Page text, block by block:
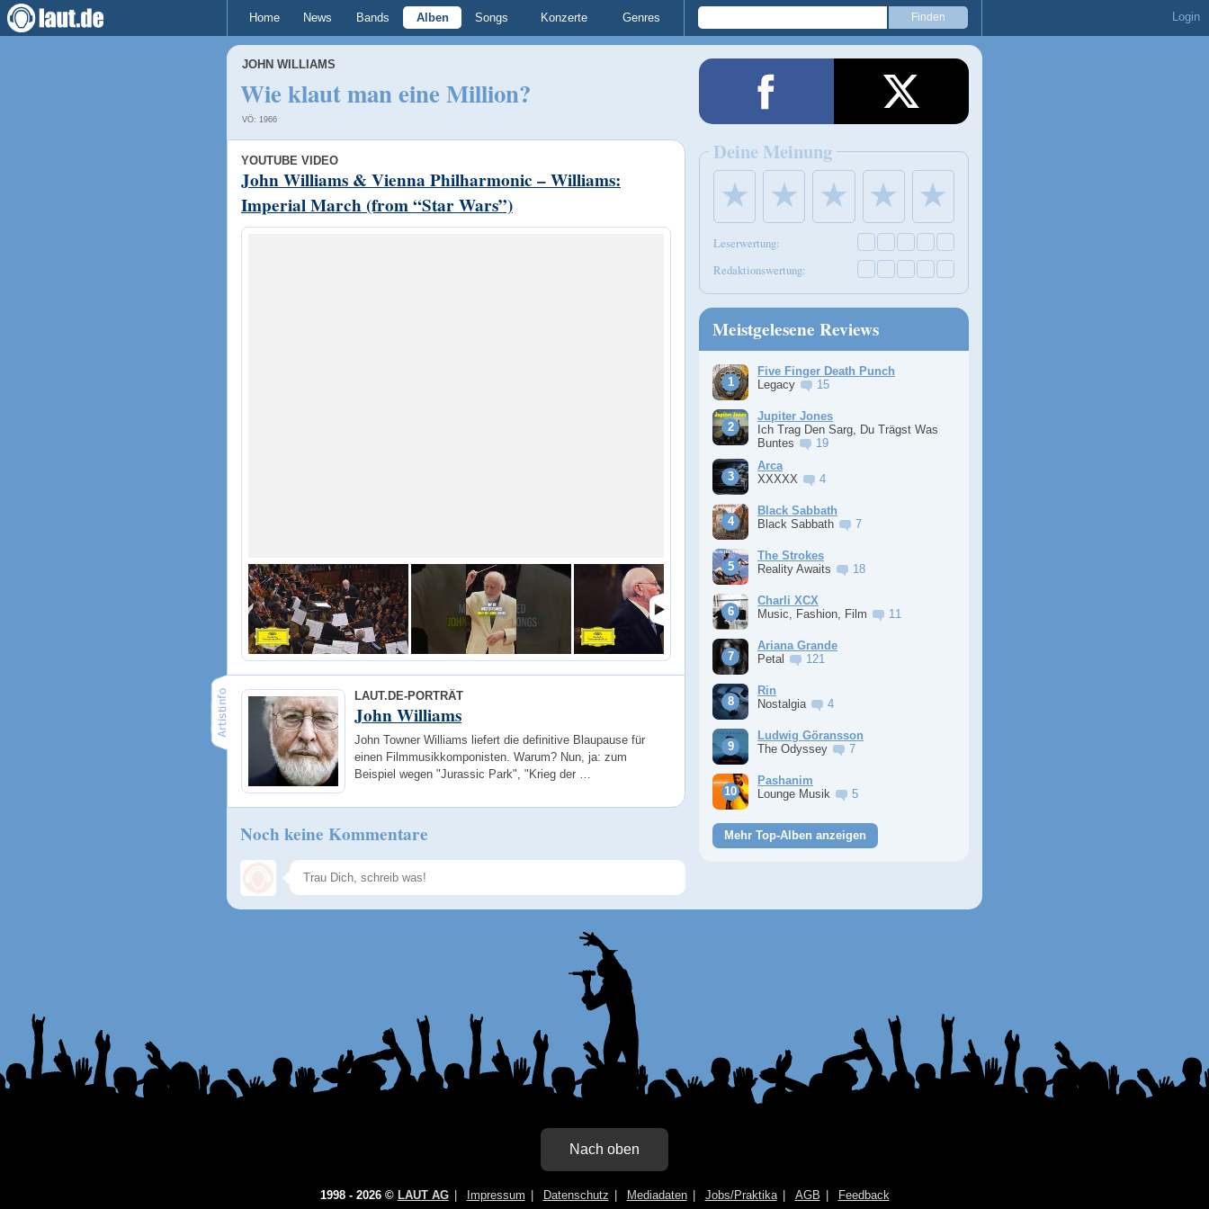
Home News Bands Alben Songs Konzerte Genres Login
JOHN WILLIAMS
Wie klaut man eine Million?
VÖ: 1966
YOUTUBE VIDEO
John Williams & Vienna Philharmonic – Williams:
Imperial March (from “Star Wars”)
LAUT.DE-PORTRÄT
John Williams
John Towner Williams liefert die definitive Blaupause für
einen Filmmusikkomponisten. Warum? Nun, ja: zum
Beispiel wegen "Jurassic Park", "Krieg der …
Noch keine Kommentare
Speichern
Deine Meinung
★ ★ ★ ★ ★
Leserwertung:
Redaktionswertung:
Meistgelesene Reviews
Five Finger Death Punch
Legacy
15
Jupiter Jones
Ich Trag Den Sarg, Du Trägst Was
Buntes
19
Arca
XXXXX
4
Black Sabbath
Black Sabbath
7
The Strokes
Reality Awaits
18
Charli XCX
Music, Fashion, Film
11
Ariana Grande
Petal
121
Rin
Nostalgia
4
Ludwig Göransson
The Odyssey
7
Pashanim
Lounge Musik
5
Mehr Top-Alben anzeigen
Nach oben
1998 - 2026 © LAUT AG Impressum Datenschutz Mediadaten Jobs/Praktika AGB Feedback